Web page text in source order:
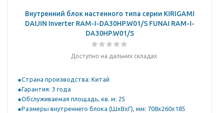
Внутренний блок настенного типа серии KIRIGAMI
DAIJIN Inverter RAM-I-DA30HP.W01/S FUNAI RAM-I-
DA30HP.W01/S
Доступно на дальних складах
Страна производства: Китай
Гарантия: 3 года
Обслуживаемая площадь, кв. м: 25
Размеры внутреннего блока (ШхВхГ), мм: 708x260x185